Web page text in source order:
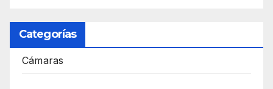
Categorías
Cámaras